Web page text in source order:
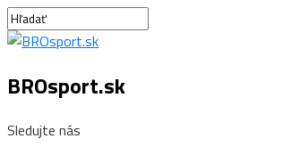
BROsport.sk
Sledujte nás